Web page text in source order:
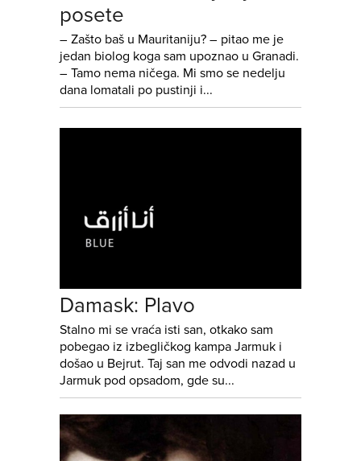
posete
– Zašto baš u Mauritaniju? – pitao me je
jedan biolog koga sam upoznao u Granadi.
– Tamo nema ničega. Mi smo se nedelju
dana lomatali po pustinji i...
Damask: Plavo
Stalno mi se vraća isti san, otkako sam
pobegao iz izbegličkog kampa Jarmuk i
došao u Bejrut. Taj san me odvodi nazad u
Jarmuk pod opsadom, gde su...